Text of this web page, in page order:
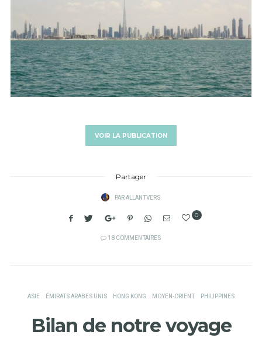
VOIR LA PUBLICATION
Partager
PARALLANTVERS
0
18 COMMENTAIRES
ASIE ÉMIRATS ARABES UNIS HONG KONG MOYEN-ORIENT PHILIPPINES
Bilan de notre voyage